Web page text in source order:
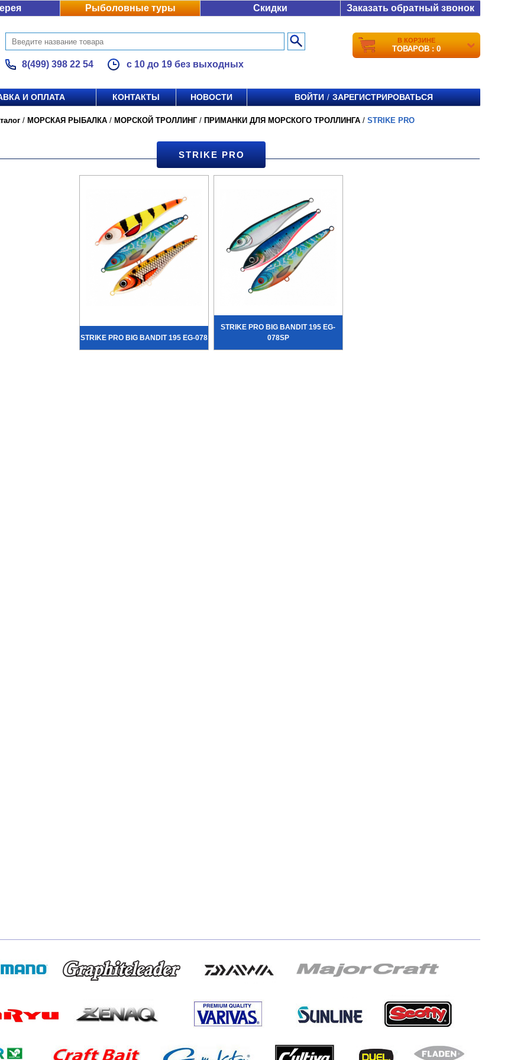
Рыболовные туры Скидки Заказать обратный звонок
8(499) 398 22 54 с 10 до 19 без выходных
В КОРЗИНЕ
ТОВАРОВ : 0
И ОПЛАТА КОНТАКТЫ НОВОСТИ ВОЙТИ / ЗАРЕГИСТРИРОВАТЬСЯ
/ МОРСКАЯ РЫБАЛКА / МОРСКОЙ ТРОЛЛИНГ/ ПРИМАНКИ ДЛЯ МОРСКОГО ТРОЛЛИНГА / STRIKE PRO
STRIKE PRO
STRIKE PRO BIG BANDIT 195 EG-078
STRIKE PRO BIG BANDIT 195 EG-
078SP